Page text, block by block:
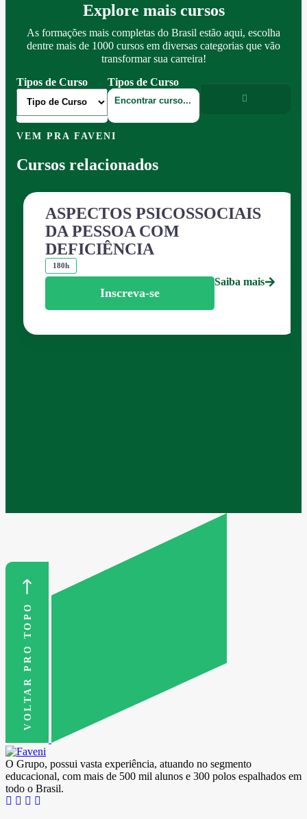
Explore mais cursos
As formações mais completas do Brasil estão aqui, escolha
dentre mais de 1000 cursos em diversas categorias que vão
transformar sua carreira!
Tipos de Curso
Tipos de Curso
VEM PRA FAVENI
Cursos relacionados
ASPECTOS PSICOSSOCIAIS
DA PESSOA COM
DEFICIÊNCIA
180h
Inscreva-se
Saiba mais
VOLTAR PRO TOPO
O Grupo, possui vasta experiência, atuando no segmento
educacional, com mais de 500 mil alunos e 300 polos espalhados em
todo o Brasil.